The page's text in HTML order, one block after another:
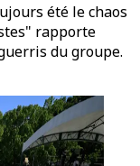
été le chaos
rapporte
du groupe.